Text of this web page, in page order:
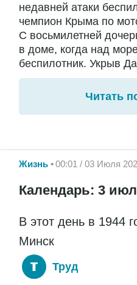
недавней атаки
чемпион Крыма по
С восьмилетней
в доме, когда над
беспилотник. Укрыв
Читать
Жизнь 00:01 / 03 Июля
Календарь: 3
В этот день в 1944
Минск
Труд